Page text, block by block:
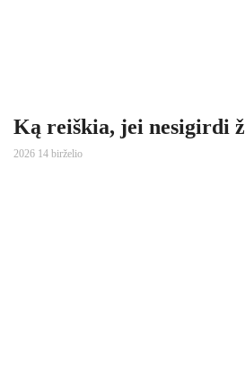
Ką reiškia, jei nesigirdi
2026 14 birželio